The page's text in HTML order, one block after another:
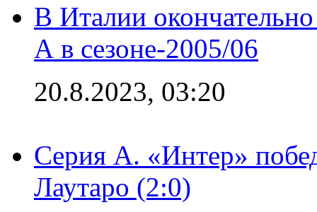
В Италии
А в сезоне-2005/06
20.8.2023, 03:20
Серия А. «Интер»
Лаутаро (2:0)